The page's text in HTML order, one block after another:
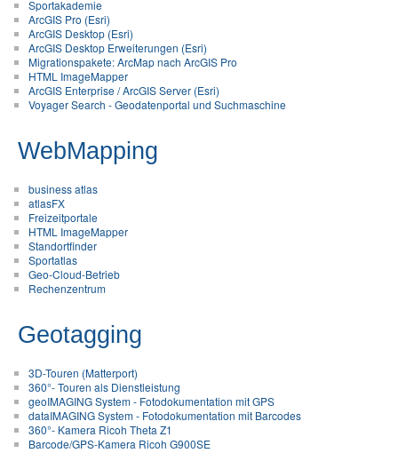
Sportakademie
ArcGIS Pro (Esri)
ArcGIS Desktop (Esri)
ArcGIS Desktop Erweiterungen (Esri)
Migrationspakete: ArcMap nach ArcGIS Pro
HTML ImageMapper
ArcGIS Enterprise / ArcGIS Server (Esri)
Voyager Search - Geodatenportal und Suchmaschine
WebMapping
business atlas
atlasFX
Freizeitportale
HTML ImageMapper
Standortfinder
Sportatlas
Geo-Cloud-Betrieb
Rechenzentrum
Geotagging
3D-Touren (Matterport)
360°- Touren als Dienstleistung
geoIMAGING System - Fotodokumentation mit GPS
dataIMAGING System - Fotodokumentation mit Barcodes
360°- Kamera Ricoh Theta Z1
Barcode/GPS-Kamera Ricoh G900SE